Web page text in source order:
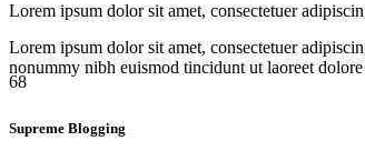
Lorem ipsum dolor sit amet, consectetuer
nonummy nibh euismod tincidunt ut laoreet dolore
Lorem ipsum dolor sit amet, consectetuer
68
Supreme Blogging